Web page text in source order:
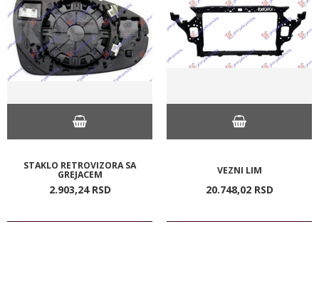
STAKLO RETROVIZORA SA
GREJACEM
2.903,24 RSD
VEZNI LIM
20.748,02 RSD